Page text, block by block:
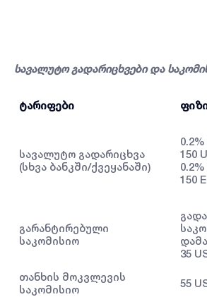
სავალუტო გადარიცხვები და
ტარიფები
სავალუტო გადარიცხვა
(სხვა ბანკში/ქვეყანაში)
150
150
გარანტირებული
საკომისიო
35
თანხის მოკვლევის
საკომისიო
55